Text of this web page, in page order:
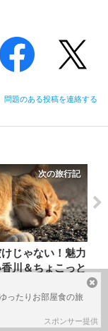
問題のある投稿を連絡する
次の旅行記
じゃない！魅力
川＆ちょこっと
～ったりお部屋食の旅
スポンサー提供